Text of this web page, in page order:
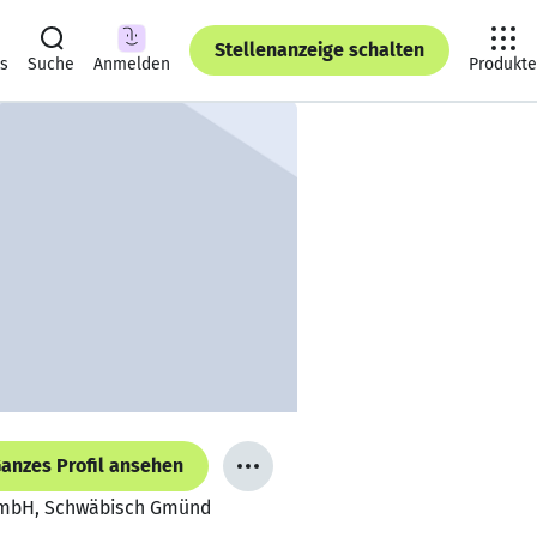
Suche Anmelden
Stellenanzeige schalten
Produkte
Profil ansehen
Schwäbisch Gmünd